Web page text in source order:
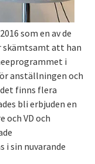
som en av de
skämtsamt att han
i
anställningen och
finns flera
bli erbjuden en
och VD och
sin nuvarande